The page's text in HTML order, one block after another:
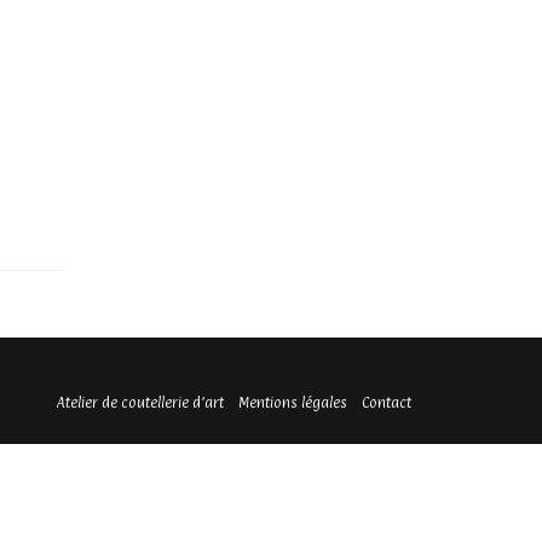
Atelier de coutellerie d’art Mentions légales Contact